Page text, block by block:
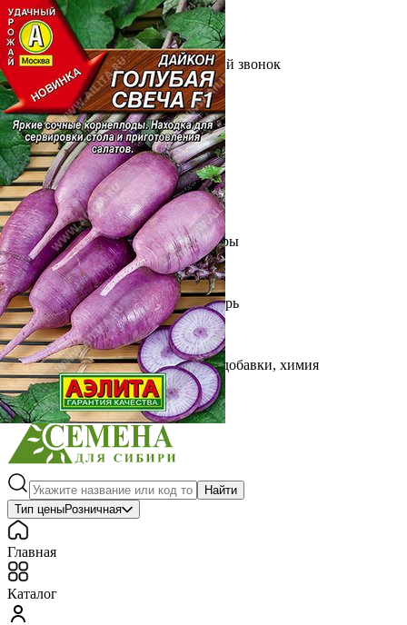
Выберите город
Обратный звонокЗаказать обратный звонок
Каталог
Семена
Грунты
Газонные травы, сидераты
Горшки, рассадники, аксессуары
Посадочный материал
Садовый инструмент, инвентарь
Консервирование
Средства защиты, удобрения, добавки, химия
Обустройство сада, декор
Найти
Тип ценыРозничная
Главная
Каталог